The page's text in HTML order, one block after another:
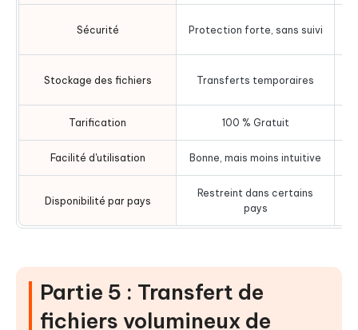
Sécurité Protection forte, sans suivi
Stockage des fichiers Transferts temporaires
Tarification 100 % Gratuit
Facilité d'utilisation Bonne, mais moins intuitive
Disponibilité par pays
Restreint dans certains
pays
Partie 5 : Transfert de
fichiers volumineux de